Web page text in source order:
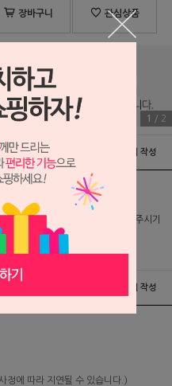
장바구니 관심상품
1 / 2
반품안내 상품후기 및 평가서 작성
인 가능하오니 반드시 로그인해 주시기
상품후기 및 평가서 작성
정에 따라 지연될 수 있습니다.)